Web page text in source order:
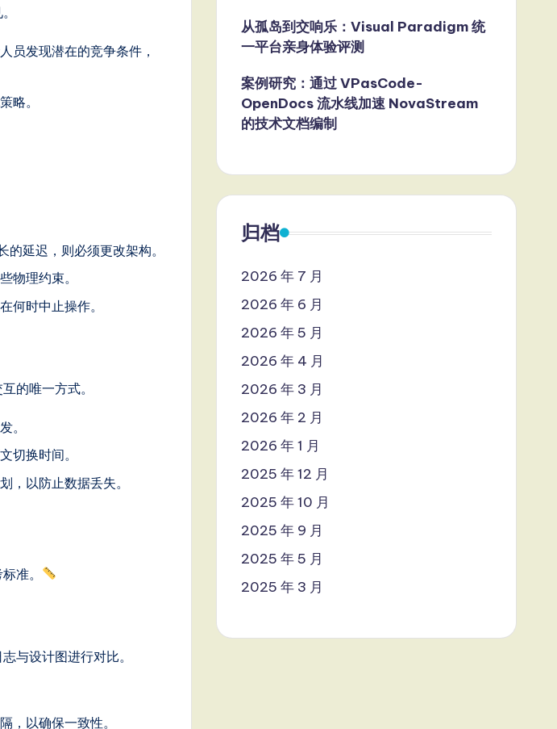
员发现潜在的竞争条件，
略。
延迟，则必须更改架构。
物理约束。
何时中止操作。
的唯一方式。
。
切换时间。
，以防止数据丢失。
准。
与设计图进行对比。
，以确保一致性。
从孤岛到交响乐：Visual Paradigm 统
一平台亲身体验评测
案例研究：通过 VPasCode-
OpenDocs 流水线加速 NovaStream
的技术文档编制
归档
2026 年 7 月
2026 年 6 月
2026 年 5 月
2026 年 4 月
2026 年 3 月
2026 年 2 月
2026 年 1 月
2025 年 12 月
2025 年 10 月
2025 年 9 月
2025 年 5 月
2025 年 3 月